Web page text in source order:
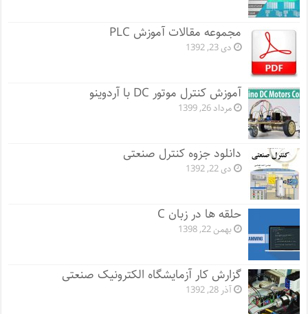
مجموعه مقالات آموزش PLC
دی 23, 1392
آموزش کنترل موتور DC با آردوینو
مرداد 26, 1399
دانلود جزوه کنترل صنعتی
دی 22, 1392
حلقه ها در زبان C
بهمن 22, 1398
گزارش کار آزمایشگاه الکترونیک صنعتی
آذر 28, 1392